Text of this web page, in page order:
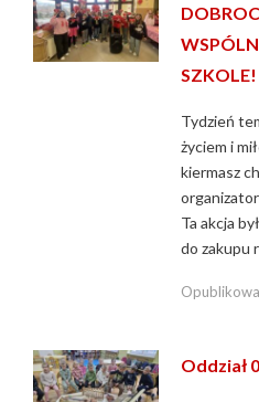
SZKOLE!
Tydzień
życiem i
kiermasz
Ta akcja
do zakupu
Oddział